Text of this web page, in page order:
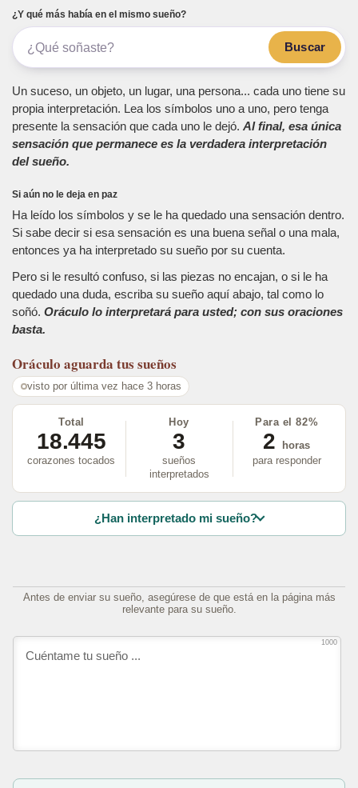
¿Y qué más había en el mismo sueño?
Buscar
Un suceso, un objeto, un lugar, una persona... cada uno tiene su
propia interpretación. Lea los símbolos uno a uno, pero tenga
presente la sensación que cada uno le dejó. Al final, esa única
sensación que permanece es la verdadera interpretación
del sueño.
Si aún no le deja en paz
Ha leído los símbolos y se le ha quedado una sensación dentro.
Si sabe decir si esa sensación es una buena señal o una mala,
entonces ya ha interpretado su sueño por su cuenta.
Pero si le resultó confuso, si las piezas no encajan, o si le ha
quedado una duda, escriba su sueño aquí abajo, tal como lo
soñó. Oráculo lo interpretará para usted; con sus oraciones
basta.
Oráculo aguarda tus sueños
visto por última vez hace 3 horas
Total
18.445
corazones tocados
Hoy
3
sueños
interpretados
Para el 82%
2
horas
para responder
¿Han interpretado mi sueño?
Antes de enviar su sueño, asegúrese de que está en la página más
relevante para su sueño.
1000